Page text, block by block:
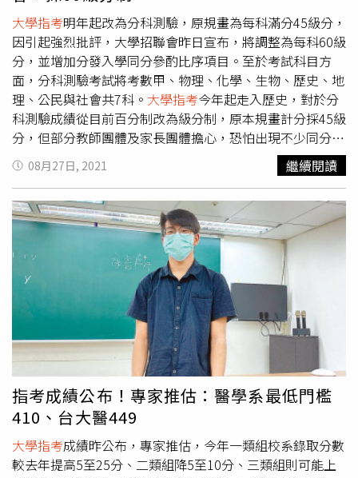
醫科，但其實自認學測考得糟，只考53級分，因此他毅然決
然刪光手機FB、IG等APP，讓自己心無旁騖，只留下Line可
以與親友聯繫及討教問題，最後成功考上心中第一志願。莊
庭寧說，自己非醫學系不讀，主要是從小相當崇拜爸爸，認
為當醫生不管開刀、問診等專業，都讓家屬感到安心，成功
考取台大醫科後，全家將等疫情再趨緩後，一起吃大餐慶
祝，而未來要走哪一醫學科別，他說還沒有想好，先把書讀
好最重要。今年雄中應屆畢業生升學成績大放異彩，錄取國
內名校名系的人數創下新紀錄，錄取台大109人、清大55
人、交大35人、成大143人、政大24人等5校共計366人。
其中，錄取台大醫學系人數10人，3人為申請入學、7人指
考上榜。
大學指考明年起改為分科測驗，原規畫為每科滿分45級分，
因引起強烈批評，大學招聯會昨日宣布，將調整為每科60級
分，並增加分發入學同分參酌比序項目。至於考試科目方
面，分科測驗考試將考數甲、物理、化學、生物、歷史、地
理、公民與社會共7科。 大學指考今年起走入歷史，對於分
科測驗成績從目前百分制改為級分制，原本規畫計分採45級
分，但部分教師團體及家長團體擔心，恐怕出現不少同分增
額情況，請大學招聯會研議改採60級分或75級分，並增加
「採計科目原始分數加權後總分和」，面臨在同級分時，能
發入學管道只以各校系採計的分科測驗成績為單一標準，沒
有後續的甄試。王文俊並指出，為避免醫牙、師培與公費生
等人力管控系組發生同分而無法增額的情況，大學招聯會與
大學考試入學分發委員會討論，並與教育部一同舉辦多場公
聽會，取得各方同意，依107到109學年度考生填寫的志願
序，將成績轉換為45、60、75三種級分來模擬分發，最後
確認60級分降低同分增額情況更有效，因此常委會決議，明
年起的分科測驗將改採為60級分制。大學招聯會提到，未來
也將提供108至110學年度考試分發入學管道成績，並改以
60級分制換算後，各採計科目組合的各級分人數比例、各校
系的最低錄取級分數等資料，協助高中端更有效輔導學生選
填志願。大學招聯會近期將召開會員大會，完成相關程序
後，60級分制將於111學年度分科測驗、分發入學簡章定案
前公布。
08月27日, 2021 繼續閱讀
指考成績公布！專家推估：醫學系最低門檻
410、台大醫449
大學指考成績昨公布，專家推估，今年一類組校系錄取分數
較去年提高5至25分、二類組降5至10分、三類組則可能上